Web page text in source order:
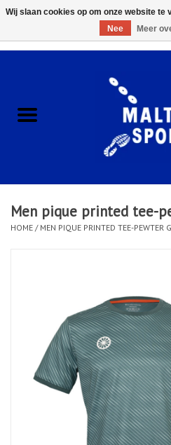
ACCESSOIRES/HARDWARE
KLEDING
CLUBSHOPS
Afspraak Loop Analyse
Merken
Men pique printed tee-
HOME / MEN PIQUE PRINTED TEE-PEWTER
Wij slaan cookies op om onze website te
Nee
Meer